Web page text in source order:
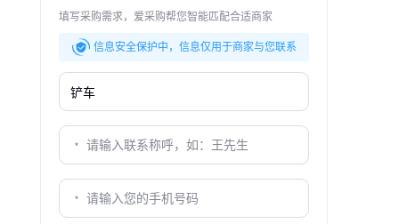
填写采购需求，爱采购帮您智能匹配合适商家
信息安全保护中，信息仅用于商家与您联系